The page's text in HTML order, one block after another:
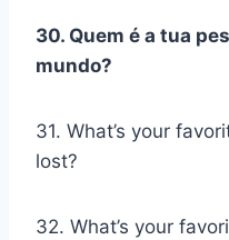
30. Quem é a tua
mundo?
31. What’s your
lost?
32. What’s your